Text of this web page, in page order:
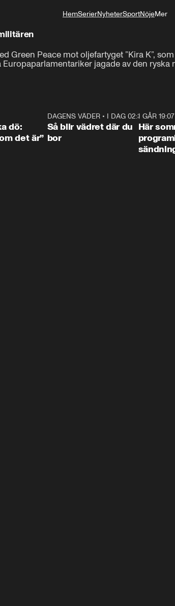
HemSerierNyheterSportNöjeMer
Green Peace mot oljefartyget ”Kira K”,
jagade av den ryska
dö:
det är”
1:06
DAGENS VÄDER• I DAG 02:30
Så blir vädret där du
bor
I GÅR 19:07
Här